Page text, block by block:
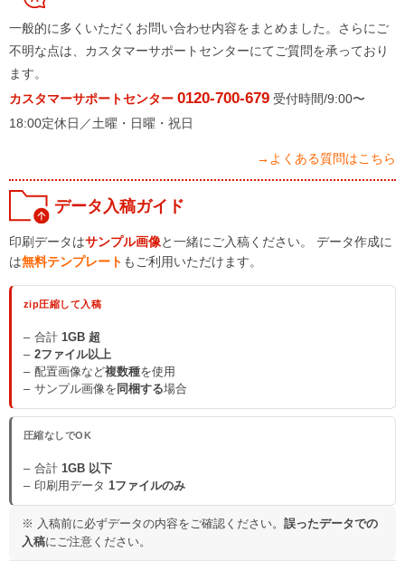
一般的に多くいただくお問い合わせ内容をまとめました。さらにご
不明な点は、カスタマーサポートセンターにてご質問を承っており
ます。
カスタマーサポートセンター 0120-700-679 受付時間/9:00〜
18:00定休日／土曜・日曜・祝日
→よくある質問はこちら
データ入稿ガイド
印刷データはサンプル画像と一緒にご入稿ください。 データ作成に
は無料テンプレート もご利用いただけます。
zip圧縮して入稿
合計 1GB 超
2ファイル以上
配置画像など複数種を使用
サンプル画像を 同梱する場合
圧縮なしでOK
合計 1GB 以下
印刷用データ 1ファイルのみ
※ 入稿前に必ずデータの内容をご確認ください。 誤ったデータでの
入稿にご注意ください。